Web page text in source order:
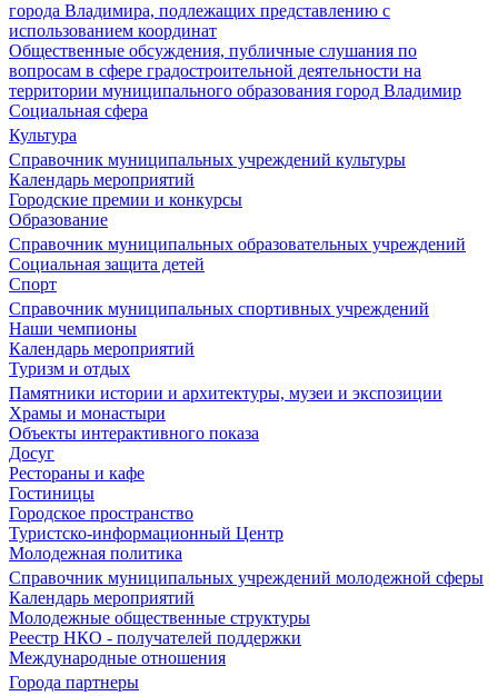
города Владимира, подлежащих представлению с
использованием координат
Общественные обсуждения, публичные слушания по
вопросам в сфере градостроительной деятельности на
территории муниципального образования город Владимир
Социальная сфера
Культура
Справочник муниципальных учреждений культуры
Календарь мероприятий
Городские премии и конкурсы
Образование
Справочник муниципальных образовательных учреждений
Социальная защита детей
Спорт
Справочник муниципальных спортивных учреждений
Наши чемпионы
Календарь мероприятий
Туризм и отдых
Памятники истории и архитектуры, музеи и экспозиции
Храмы и монастыри
Объекты интерактивного показа
Досуг
Рестораны и кафе
Гостиницы
Городское пространство
Туристско-информационный Центр
Молодежная политика
Справочник муниципальных учреждений молодежной сферы
Календарь мероприятий
Молодежные общественные структуры
Реестр НКО - получателей поддержки
Международные отношения
Города партнеры